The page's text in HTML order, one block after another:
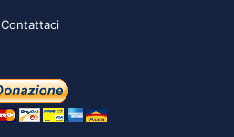
Contattaci